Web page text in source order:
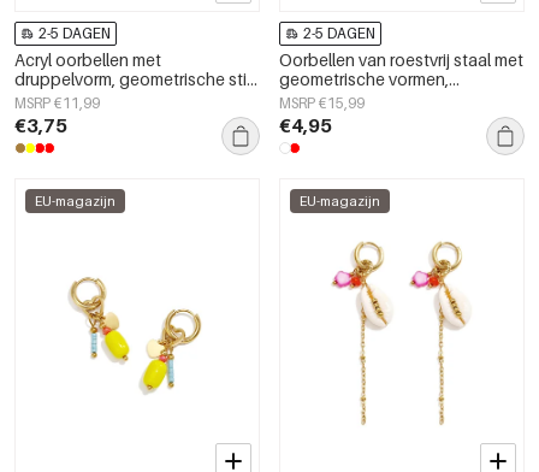
2-5 DAGEN
Acryl oorbellen met
druppelvorm, geometrische stijl,
casual, alledaags, eenvoudige
serie, dames sieraden
MSRP €11,99
€3,75
2-5 DAGEN
Oorbellen van roestvrij staal met
geometrische vormen,
eenvoudige en alledaagse
serie, damessieraden
MSRP €15,99
€4,95
EU-magazijn EU-magazijn